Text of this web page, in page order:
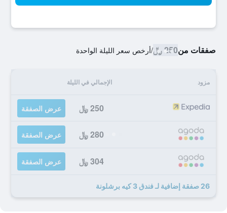
صفقات من250 ﷼ /أرخص سعر الليلة الواحدة
مزود الإجمالي في الليلة
250 ﷼ عرض الصفقة
280 ﷼ عرض الصفقة
304 ﷼ عرض الصفقة
26 صفقة إضافية لـ فندق 3 كيه برشلونة